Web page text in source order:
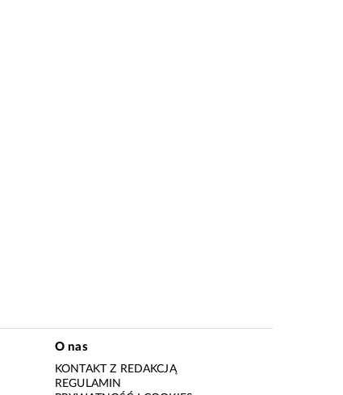
O nas
KONTAKT Z REDAKCJĄ
REGULAMIN